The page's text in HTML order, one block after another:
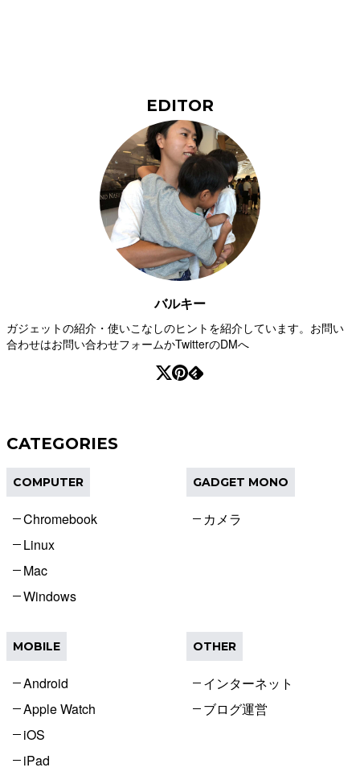
EDITOR
バルキー
ガジェットの紹介・使いこなしのヒントを紹介しています。お問い
合わせはお問い合わせフォームかTwitterのDMへ
CATEGORIES
COMPUTER
Chromebook
Linux
Mac
Windows
GADGET MONO
カメラ
MOBILE
Android
Apple Watch
iOS
iPad
OTHER
インターネット
ブログ運営